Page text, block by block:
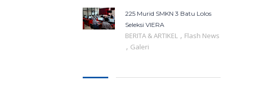
225 Murid SMKN 3 Batu Lolos
Seleksi VIERA
BERITA & ARTIKEL , Flash News
, Galeri